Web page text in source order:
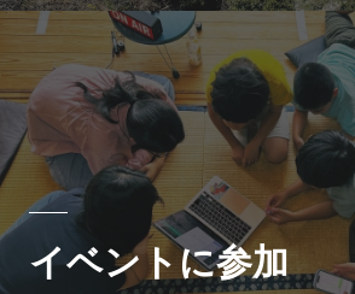
イベントに参加